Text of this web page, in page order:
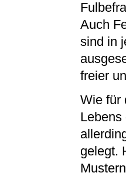
Auch
sind in
freier
Wie für
Lebens
gelegt.